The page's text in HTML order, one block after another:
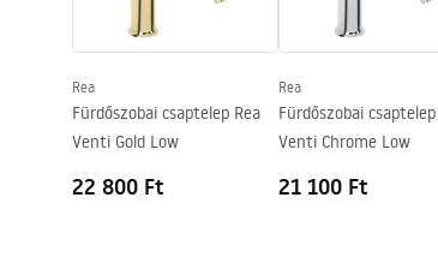
Csatlakozás átmérője
Garancia
Rea
Fürdőszobai csaptelep Rea
Venti Gold Low
22 800 Ft
Rea
Fürdőszobai
Venti Chrome Low
21 100 Ft